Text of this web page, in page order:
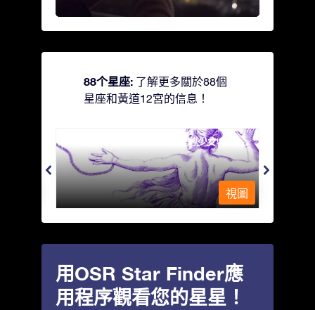
88个星座: 了解更多關於88個
星座和黃道12宮的信息！
Andromeda - 被鐵鍊鎖著的少女
視圖
用OSR Star Finder應
用程序觀看您的星星！